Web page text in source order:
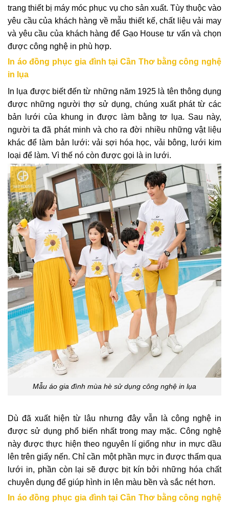
trang thiết bị máy móc phục vụ cho sản xuất. Tùy thuộc vào
yêu cầu của khách hàng về mẫu thiết kế, chất liệu vải may
và yêu cầu của khách hàng để Gạo House tư vấn và chọn
được công nghệ in phù hợp.
In áo đồng phục gia đình tại Cần Thơ bằng công nghệ
in lụa
In lụa được biết đến từ những năm 1925 là tên thông dụng
được những người thợ sử dụng, chúng xuất phát từ các
bản lưới của khung in được làm bằng tơ lụa. Sau này,
người ta đã phát minh và cho ra đời nhiều những vật liệu
khác để làm bản lưới: vải sợi hóa học, vải bông, lưới kim
loại để làm. Vì thế nó còn được gọi là in lưới.
Mẫu áo gia đình mùa hè sử dụng công nghệ in lụa
Dù đã xuất hiện từ lâu nhưng đây vẫn là công nghệ in
được sử dụng phổ biến nhất trong may mặc. Công nghệ
này được thực hiện theo nguyên lí giống như in mực dầu
lên trên giấy nến. Chỉ cần một phần mực in được thấm qua
lưới in, phần còn lại sẽ được bịt kín bởi những hóa chất
chuyên dụng để giúp hình in lên màu bền và sắc nét hơn.
In áo đồng phục gia đình tại Cần Thơ bằng công nghệ